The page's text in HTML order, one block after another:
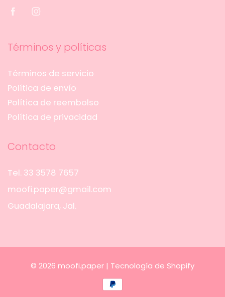
Términos y políticas
Términos de servicio
Política de envío
Política de reembolso
Política de privacidad
Contacto
Tel. 33 3578 7657
moofi.paper@gmail.com
Guadalajara, Jal.
© 2026 moofi.paper | Tecnología de Shopify